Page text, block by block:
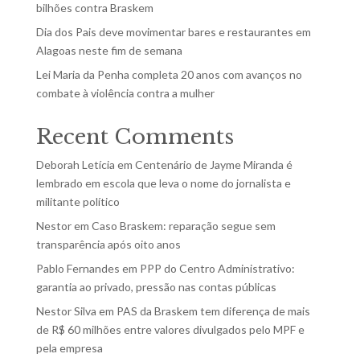
bilhões contra Braskem
Dia dos Pais deve movimentar bares e restaurantes em
Alagoas neste fim de semana
Lei Maria da Penha completa 20 anos com avanços no
combate à violência contra a mulher
Recent Comments
Deborah Letícia em Centenário de Jayme Miranda é
lembrado em escola que leva o nome do jornalista e
militante político
Nestorem Caso Braskem: reparação segue sem
transparência após oito anos
Pablo Fernandes em PPP do Centro Administrativo:
garantia ao privado, pressão nas contas públicas
Nestor Silva em PAS da Braskem tem diferença de mais
de R$ 60 milhões entre valores divulgados pelo MPF e
pela empresa